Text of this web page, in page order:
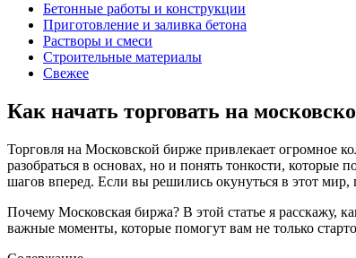
Бетонные работы и конструкции
Приготовление и заливка бетона
Растворы и смеси
Строительные материалы
Свежее
Как начать торговать на
Торговля на Московской бирже привлекает огромное
разобраться в основах, но и понять тонкости, которые
шагов вперед. Если вы решились окунуться в этот
Почему Московская биржа? В этой статье я расскажу,
важные моменты, которые помогут вам не только